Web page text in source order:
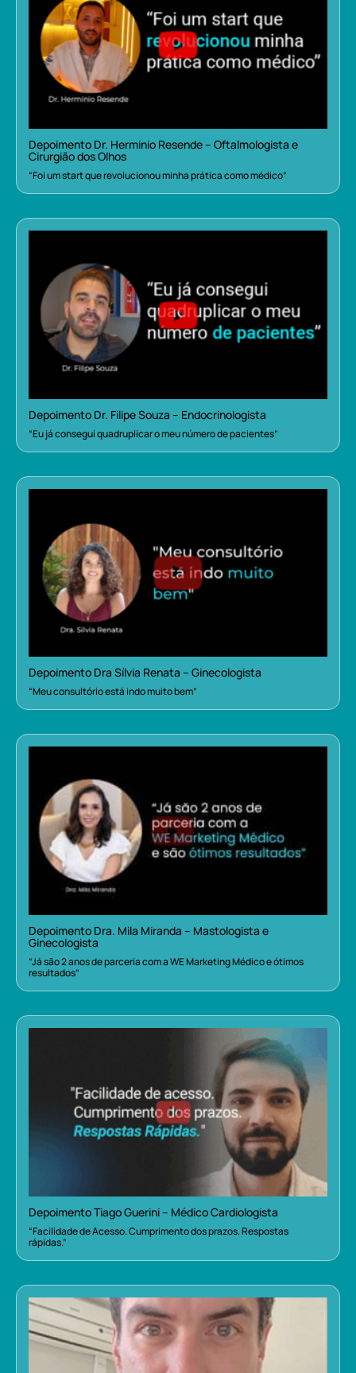
Depoimento Dr. Herminio Resende – Oftalmologista e
Cirurgião dos Olhos
“Foi um start que revolucionou minha prática como médico”
Depoimento Dr. Filipe Souza – Endocrinologista
“Eu já consegui quadruplicar o meu número de pacientes”
Depoimento Dra Sílvia Renata – Ginecologista
“Meu consultório está indo muito bem”
Depoimento Dra. Mila Miranda – Mastologista e
Ginecologista
“Já são 2 anos de parceria com a WE Marketing Médico e ótimos
resultados”
Depoimento Tiago Guerini – Médico Cardiologista
“Facilidade de Acesso. Cumprimento dos prazos. Respostas
rápidas.”